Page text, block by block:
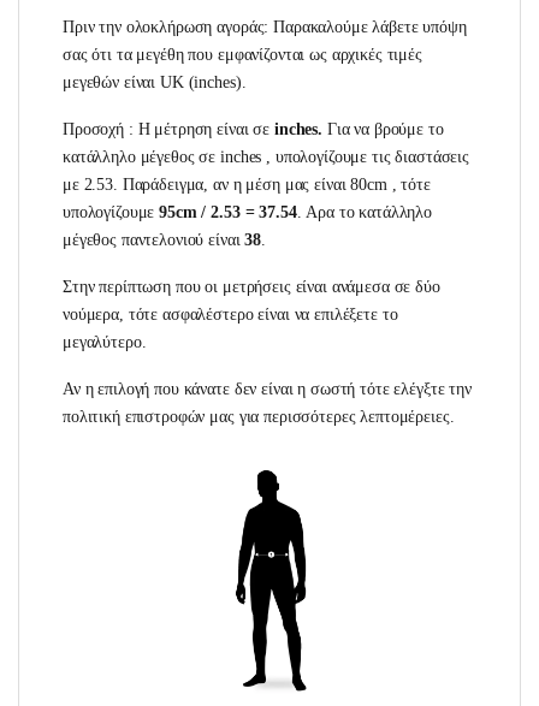
Πριν την ολοκλήρωση αγοράς: Παρακαλούμε λάβετε υπόψη
σας ότι τα μεγέθη που εμφανίζονται ως αρχικές τιμές
μεγεθών είναι UK (inches).
Προσοχή : Η μέτρηση είναι σε inches. Για να βρούμε το
κατάλληλο μέγεθος σε inches , υπολογίζουμε τις διαστάσεις
με 2.53. Παράδειγμα, αν η μέση μας είναι 80cm , τότε
υπολογίζουμε95cm / 2.53 = 37.54. Αρα το κατάλληλο
μέγεθος παντελονιού είναι38.
Στην περίπτωση που οι μετρήσεις είναι ανάμεσα σε δύο
νούμερα, τότε ασφαλέστερο είναι να επιλέξετε το
μεγαλύτερο.
Αν η επιλογή που κάνατε δεν είναι η σωστή τότε ελέγξτε την
πολιτική επιστροφών μας για περισσότερες λεπτομέρειες.